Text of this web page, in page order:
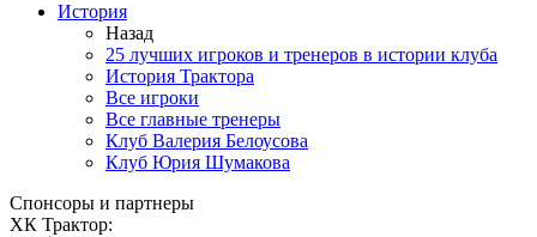
История
Назад
25 лучших игроков и тренеров в истории клуба
История Трактора
Все игроки
Все главные тренеры
Клуб Валерия Белоусова
Клуб Юрия Шумакова
Спонсоры и партнеры
ХК Трактор: